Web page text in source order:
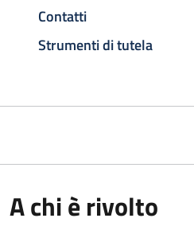
Contatti
Strumenti di tutela
A chi è rivolto